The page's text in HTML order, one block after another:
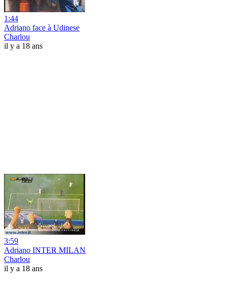
1:44
Adriano face à Udinese
Charlou
il y a 18 ans
3:59
Adriano INTER MILAN
Charlou
il y a 18 ans